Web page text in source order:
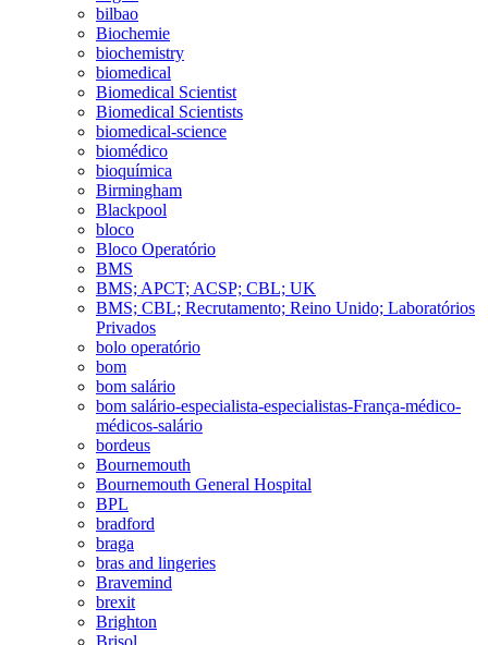
bilbao
Biochemie
biochemistry
biomedical
Biomedical Scientist
Biomedical Scientists
biomedical-science
biomédico
bioquímica
Birmingham
Blackpool
bloco
Bloco Operatório
BMS
BMS; APCT; ACSP; CBL; UK
BMS; CBL; Recrutamento; Reino Unido; Laboratórios
Privados
bolo operatório
bom
bom salário
bom salário-especialista-especialistas-França-médico-
médicos-salário
bordeus
Bournemouth
Bournemouth General Hospital
BPL
bradford
braga
bras and lingeries
Bravemind
brexit
Brighton
Brisol